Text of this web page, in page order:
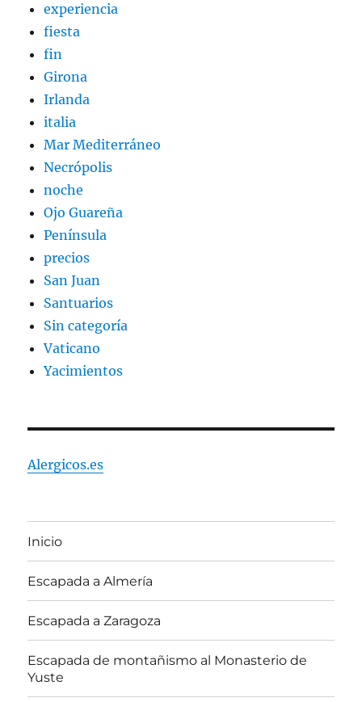
experiencia
fiesta
fin
Girona
Irlanda
italia
Mar Mediterráneo
Necrópolis
noche
Ojo Guareña
Península
precios
San Juan
Santuarios
Sin categoría
Vaticano
Yacimientos
Alergicos.es
Inicio
Escapada a Almería
Escapada a Zaragoza
Escapada de montañismo al Monasterio de
Yuste